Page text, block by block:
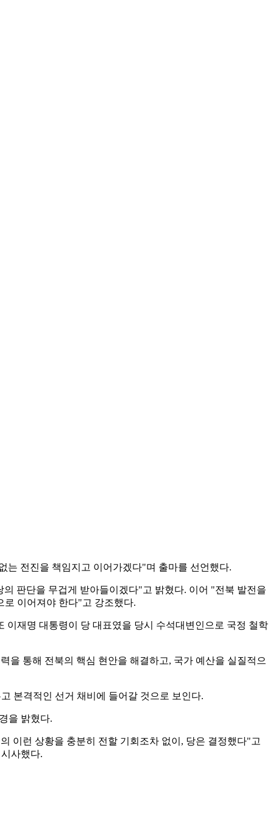
는 전진을 책임지고 이어가겠다"며 출마를 선언했다.
판단을 무겁게 받아들이겠다"고 밝혔다. 이어 "전북 발전을
로 이어져야 한다"고 강조했다.
재명 대통령이 당 대표였을 당시 수석대변인으로 국정 철학
을 통해 전북의 핵심 현안을 해결하고, 국가 예산을 실질적으
본격적인 선거 채비에 들어갈 것으로 보인다.
을 밝혔다.
이런 상황을 충분히 전할 기회조차 없이, 당은 결정했다"고
사했다.